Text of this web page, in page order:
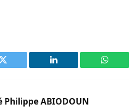
Twitter LinkedIn
Philippe ABIODOUN